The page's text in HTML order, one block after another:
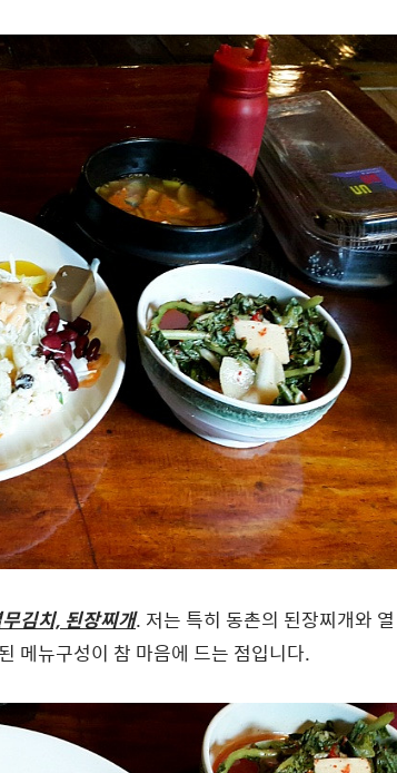
김치, 된장찌개. 저는 특히 동촌의 된장찌개와 열
메뉴구성이 참 마음에 드는 점입니다.